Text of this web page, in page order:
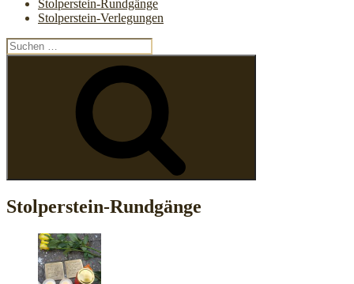
Stolperstein-Rundgänge
Stolperstein-Verlegungen
Suchen
nach:
Stolperstein-Rundgänge